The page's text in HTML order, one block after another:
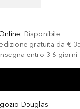
Online: Disponibile
gratuita da €
entro 3-6 giorni
Douglas